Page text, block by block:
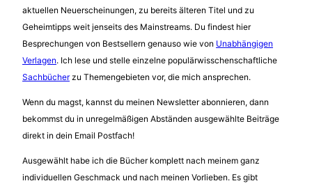
aktuellen Neuerscheinungen, zu bereits älteren Titel und zu
Geheimtipps weit jenseits des Mainstreams. Du findest hier
Besprechungen von Bestsellern genauso wie von Unabhängigen
Verlagen. Ich lese und stelle einzelne populärwisschenschaftliche
Sachbücherzu Themengebieten vor, die mich ansprechen.
Wenn du magst, kannst du meinen Newsletter abonnieren, dann
bekommst du in unregelmäßigen Abständen ausgewählte Beiträge
direkt in dein Email Postfach!
Ausgewählt habe ich die Bücher komplett nach meinem ganz
individuellen Geschmack und nach meinen Vorlieben. Es gibt